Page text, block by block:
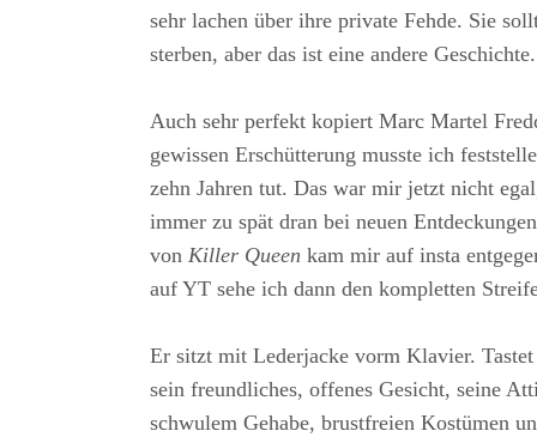
sehr lachen über ihre private Fehde. Sie
sterben, aber das ist eine andere Geschichte.
Auch sehr perfekt kopiert Marc Martel
gewissen Erschütterung musste ich
zehn Jahren tut. Das war mir jetzt nicht
immer zu spät dran bei neuen
von Killer Queen kam mir auf insta
auf YT sehe ich dann den kompletten
Er sitzt mit Lederjacke vorm Klavier.
sein freundliches, offenes Gesicht, seine
schwulem Gehabe, brustfreien Kostümen